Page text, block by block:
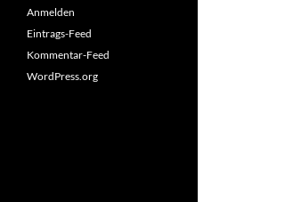
Anmelden
Eintrags-Feed
Kommentar-Feed
WordPress.org